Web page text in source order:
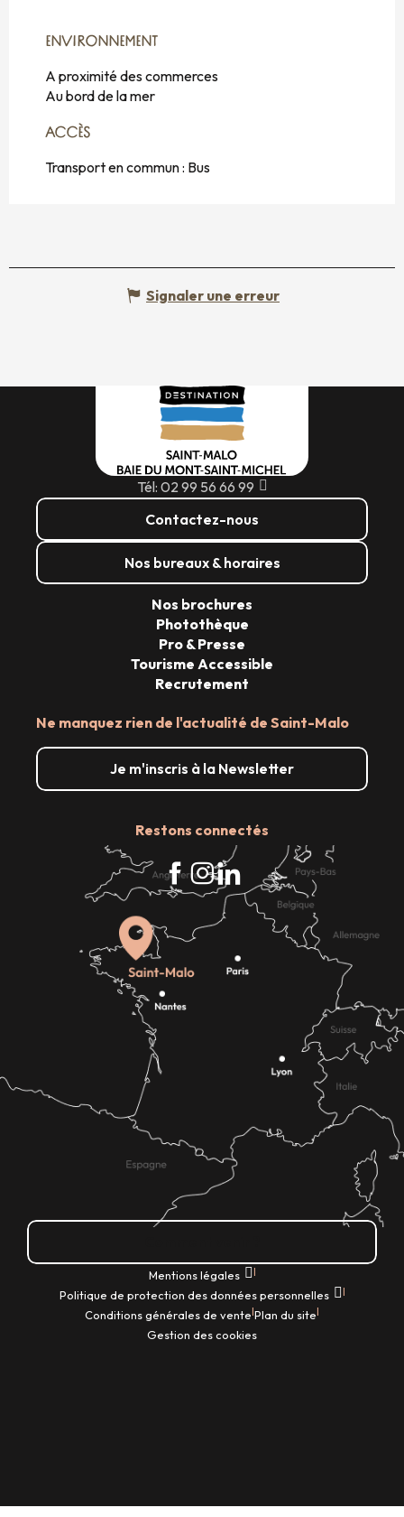
ENVIRONNEMENT
ENVIRONNEMENT
A proximité des commerces
Au bord de la mer
ACCÈS
ACCÈS
Transport en commun : Bus
Signaler une erreur
Tél: 02 99 56 66 99
Contactez-nous
Nos bureaux & horaires
Ne manquez rien de l'actualité de Saint-Malo
Je m'inscris à la Newsletter
Restons connectés
Nos brochures
Photothèque
Pro & Presse
Tourisme Accessible
Recrutement
Mentions légales |
Politique de protection des données personnelles |
Conditions générales de vente|Plan du site|
Gestion des cookies